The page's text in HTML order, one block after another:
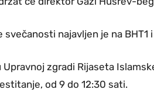
najavljen je na BHT1
zgradi Rijaseta
od 9 do 12:30 sati.